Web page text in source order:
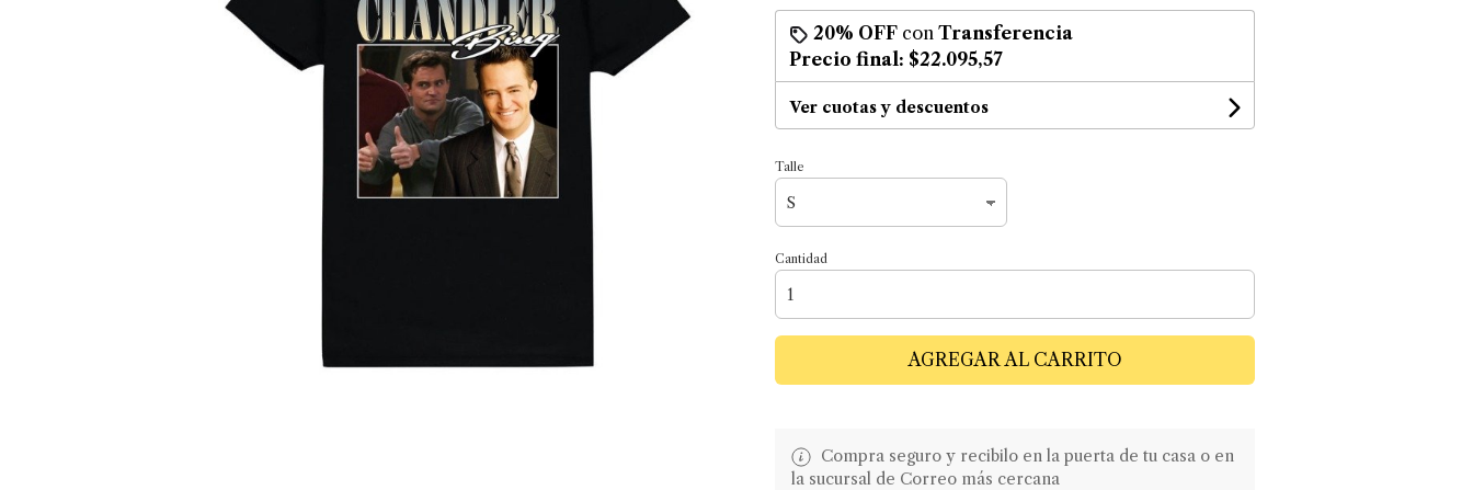
20% OFF con Transferencia
Precio final: $22.095,57
Ver cuotas y descuentos
Talle
Cantidad
AGREGAR AL CARRITO
Compra seguro y recibilo en la puerta de tu casa o en
la sucursal de Correo más cercana